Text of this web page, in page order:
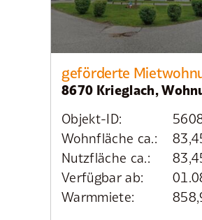
geförderte
8670 Krieglach,
Objekt-ID:
Wohnfläche ca.:
Nutzfläche ca.:
Verfügbar ab:
Warmmiete: